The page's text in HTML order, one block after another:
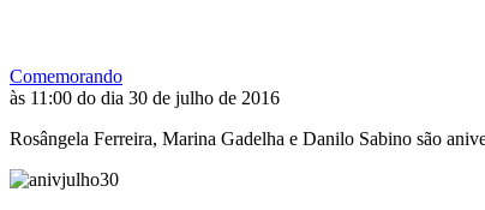
Comemorando
às 11:00 do dia 30 de julho de 2016
Rosângela Ferreira, Marina Gadelha e Danilo Sabino são